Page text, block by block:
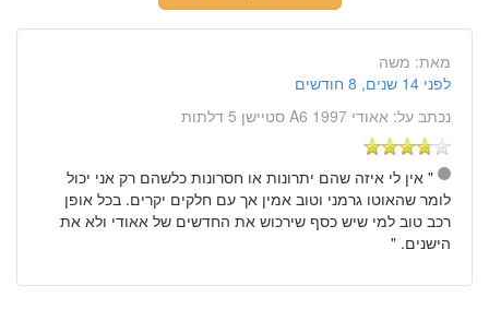
מאת: משה
לפני 14 שנים, 8 חודשים
נכתב על: אאודי A6 1997 סטיישן 5 דלתות
" אין לי איזה שהם יתרונות או חסרונות כלשהם רק אני יכול
לומר שהאוטו גרמני וטוב אמין אך עם חלקים יקרים. בכל אופן
רכב טוב למי שיש כסף שירכוש את החדשים של אאודי ולא את
הישנים. "